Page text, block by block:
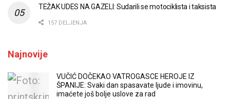
TEŽAK UDES NA GAZELI: Sudarili se motociklista i taksista
157 DELJENJA
Najnovije
VUČIĆ DOČEKAO VATROGASCE HEROJE IZ
ŠPANIJE: Svaki dan spasavate ljude i imovinu,
imaćete još bolje uslove za rad